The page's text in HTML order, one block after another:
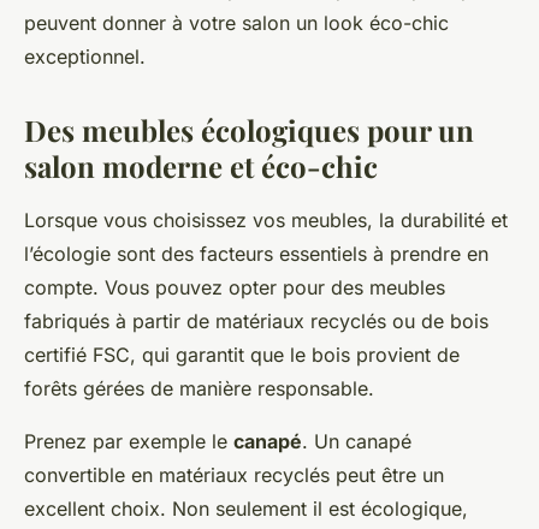
peuvent donner à votre salon un look éco-chic
exceptionnel.
Des meubles écologiques pour un
salon moderne et éco-chic
Lorsque vous choisissez vos meubles, la durabilité et
l’écologie sont des facteurs essentiels à prendre en
compte. Vous pouvez opter pour des meubles
fabriqués à partir de matériaux recyclés ou de bois
certifié FSC, qui garantit que le bois provient de
forêts gérées de manière responsable.
Prenez par exemple le canapé. Un canapé
convertible en matériaux recyclés peut être un
excellent choix. Non seulement il est écologique,